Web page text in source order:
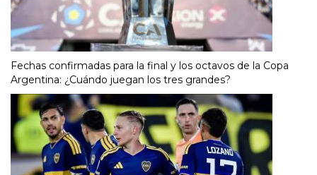
Fechas confirmadas para la final y los octavos de la Copa
Argentina: ¿Cuándo juegan los tres grandes?